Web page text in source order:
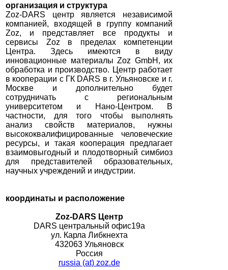
организация и структура
Zoz-DARS центр является независимой
компанией, входящей в группу компаний
Zoz, и представляет все продукты и
сервисы Zoz в пределах компетенции
Центра. Здесь имеются в виду
инновационные материалы Zoz GmbH, их
обработка и производство. Центр работает
в кооперации с ГК DARS в г. Ульяновске и г.
Москве и дополнительно будет
сотрудничать с региональным
университетом и Нано-Центром. В
частности, для того чтобы выполнять
анализ свойств материалов, нужны
высококвалифицированные человеческие
ресурсы, и такая кооперация предлагает
взаимовыгодный и плодотворный симбиоз
для представителей образовательных,
научных учреждений и индустрии.
координаты и расположение
Zoz-DARS Центр
DARS центральный офис19а
ул. Карла Либкнехта
432063 Ульяновск
Россия
russia (at) zoz.de